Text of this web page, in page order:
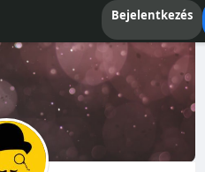
Bejelentkezés